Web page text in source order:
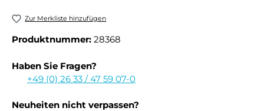
Zur Merkliste hinzufügen
Produktnummer: 28368
Haben Sie Fragen?
+49 (0) 26 33 / 47 59 07-0
Neuheiten nicht verpassen?